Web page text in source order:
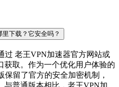
下载？它安全吗？
过 老王VPN加速器官方网站或
获取。作为一个优化用户体验的
留了官方的安全加密机制，